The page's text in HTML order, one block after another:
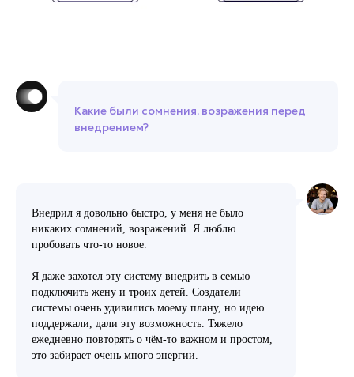
Какие были сомнения, возражения перед
внедрением?
Внедрил я довольно быстро, у меня не было
никаких сомнений, возражений. Я люблю
пробовать что-то новое.
Я даже захотел эту систему внедрить в семью —
подключить жену и троих детей. Создатели
системы очень удивились моему плану, но идею
поддержали, дали эту возможность. Тяжело
ежедневно повторять о чём-то важном и простом,
это забирает очень много энергии.